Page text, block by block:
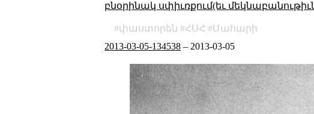
բնօրինակ սփիւռքում(եւ
փաստորեն ՀՍՀ
Մահարի
2013-03-05-134538 – 2013-03-05